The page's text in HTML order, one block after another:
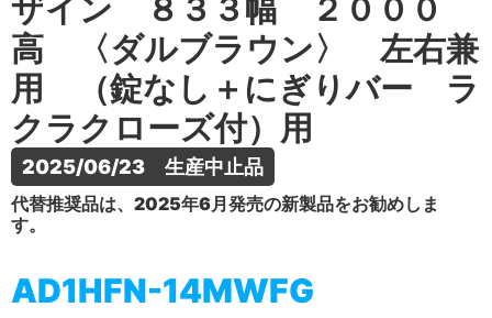
ザイン ８３３幅 ２０００
高 〈ダルブラウン〉 左右兼
用 （錠なし＋にぎりバー ラ
クラクローズ付）用
2025/06/23　生産中止品
代替推奨品は、2025年6月発売の新製品をお勧めしま
す。
AD1HFN-14MWFG